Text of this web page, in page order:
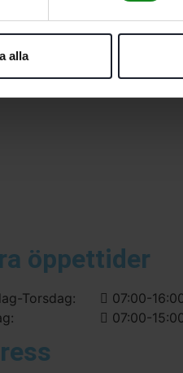
alla
öppettider
Torsdag:
07:00-
07:00-